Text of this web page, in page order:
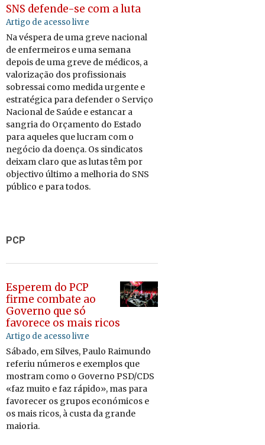
SNS defende-se com a luta
Artigo de acesso livre
Na vés­pera de uma greve na­ci­onal
de en­fer­meiros e uma se­mana
de­pois de uma greve de mé­dicos, a
va­lo­ri­zação dos pro­fis­si­o­nais
so­bressai como me­dida ur­gente e
es­tra­té­gica para de­fender o Ser­viço
Na­ci­onal de Saúde e es­tancar a
san­gria do Or­ça­mento do Es­tado
para aqueles que lucram com o
ne­gócio da do­ença. Os sin­di­catos
deixam claro que as lutas têm por
ob­jec­tivo úl­timo a me­lhoria do SNS
pú­blico e para todos.
PCP
Esperem do PCP
firme combate ao
Governo que só
favorece os mais ricos
Artigo de acesso livre
Sá­bado, em Silves, Paulo Rai­mundo
re­feriu nú­meros e exem­plos que
mos­tram como o Go­verno PSD/​CDS
«faz muito e faz rá­pido», mas para
fa­vo­recer os grupos eco­nó­micos e
os mais ricos, à custa da grande
mai­oria.